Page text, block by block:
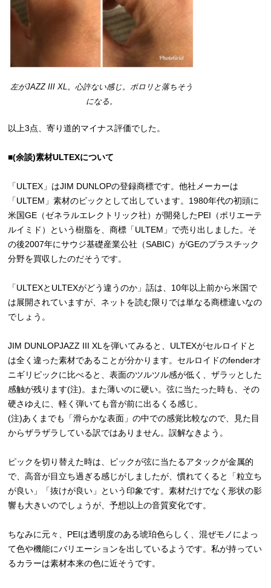
左がJAZZ III XL。心許ない感じ。ポロリと落ちそう
になる。
以上3点、寄り道的マイナス評価でした。
■(余談)素材ULTEXについて
「ULTEX」はJIM DUNLOPの登録商標です。他社メーカーは
「ULTEM」素材のピックとして出しています。1980年代の初頭に
米国GE（ゼネラルエレクトリック社）が開発したPEI（ポリエーテ
ルイミド）という樹脂を、商標「ULTEM」で売り出しました。そ
の後2007年にサウジ基礎産業公社（SABIC）がGEのプラスチック
分野を買収したのだそうです。
「ULTEXとULTEXがどう違うのか」話は、10年以上前から米国で
は展開されていますが、ネットを読む限りでは単なる商標違いなの
でしょう。
JIM DUNLOPJAZZ III XLを弾いてみると、ULTEXがセルロイドと
は全く違った素材であることが分かります。セルロイドのfenderオ
ニギリピックに比べると、表面のツルツル感が低く、ザラッとした
感触が残ります(注)。また薄いのに硬い。弦に当たった時も、その
硬さゆえに、軽く弾いても音が前に出るくる感じ。
(注)あくまでも「滑らかな表面」の中での感覚比較なので、見た目
からザラザラしている訳ではありません。誤解なきよう。
ピックを切り替えた時は、ピックが弦に当たるアタックが金属的
で、高音が目立ち過ぎる感じがしましたが、慣れてくると「粒立ち
が良い」「抜けが良い」という印象です。素材だけでなく形状の影
響も大きいのでしょうが、予想以上の音質変化です。
ちなみに元々、PEIは透明度のある琥珀色らしく、混ぜモノによっ
て色や機能にバリエーションを出しているようです。私が持ってい
るカラーは素材本来の色に近そうです。